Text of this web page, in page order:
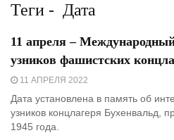
Теги - Дата
11 апреля –
узников фашистских
11 АПРЕЛЯ 2022
Дата установлена в память об
узников концлагеря Бухенвальд,
1945 года.